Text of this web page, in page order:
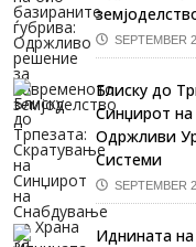
SEPTEMBER
Блиску до
Синџирот
Одржливи
Системи
SEPTEMBER
Иднината